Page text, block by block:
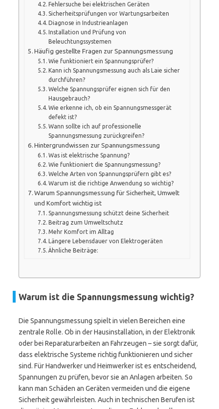
Fehlersuche bei elektrischen Geräten
Sicherheitsprüfungen vor Wartungsarbeiten
Diagnose in Industrieanlagen
Installation und Prüfung von
Beleuchtungssystemen
Häufig gestellte Fragen zur Spannungsmessung
Wie funktioniert ein Spannungsprüfer?
Kann ich Spannungsmessung auch als Laie sicher
durchführen?
Welche Spannungsprüfer eignen sich für den
Hausgebrauch?
Wie erkenne ich, ob ein Spannungsmessgerät
defekt ist?
Wann sollte ich auf professionelle
Spannungsmessung zurückgreifen?
Hintergrundwissen zur Spannungsmessung
Was ist elektrische Spannung?
Wie funktioniert die Spannungsmessung?
Welche Arten von Spannungsprüfern gibt es?
Warum ist die richtige Anwendung so wichtig?
Warum Spannungsmessung für Sicherheit, Umwelt
und Komfort wichtig ist
Spannungsmessung schützt deine Sicherheit
Beitrag zum Umweltschutz
Mehr Komfort im Alltag
Längere Lebensdauer von Elektrogeräten
Ähnliche Beiträge:
Warum ist die Spannungsmessung wichtig?
Die Spannungsmessung spielt in vielen Bereichen eine
zentrale Rolle. Ob in der Hausinstallation, in der Elektronik
oder bei Reparaturarbeiten an Fahrzeugen – sie sorgt dafür,
dass elektrische Systeme richtig funktionieren und sicher
sind. Für Handwerker und Heimwerker ist es entscheidend,
Spannungen zu prüfen, bevor sie an Anlagen arbeiten. So
kann man Schäden an Geräten vermeiden und die eigene
Sicherheit gewährleisten. Auch in technischen Berufen ist